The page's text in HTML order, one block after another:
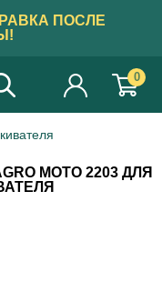
ПОСЛЕ
0
MOTO 2203 ДЛЯ